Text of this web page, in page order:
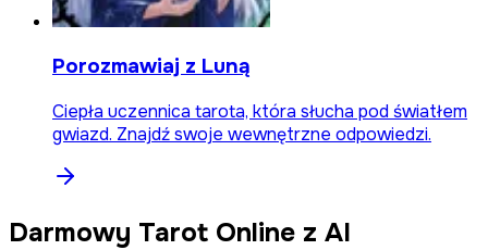
Porozmawiaj z Luną
Ciepła uczennica tarota, która słucha pod światłem
gwiazd. Znajdź swoje wewnętrzne odpowiedzi.
Darmowy Tarot Online z AI